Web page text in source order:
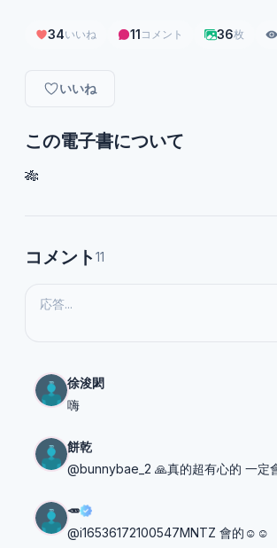
34いいね 11 コメント 36枚
いいね
この電子書について
🎋
コメント 11
徐浚閎
嗨
餅乾
@bunnybae_2 🙏真的超有心的 一定
🥕
@i16536172100547MNTZ 會的☺️☺️